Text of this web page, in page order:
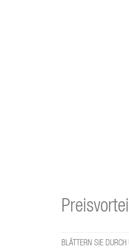
BLÄTTERN SIE